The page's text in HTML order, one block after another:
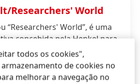
Researchers' World
“Researchers' World”, é uma
concebida pela Henkel para
o fascinante mundo da
todos os cookies",
de cookies no
melhorar a navegação no